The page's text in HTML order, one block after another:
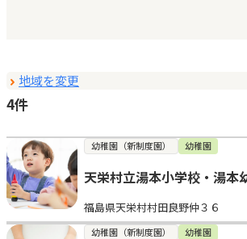
マイページ
お気に入り
見学日記
地域を変更
4件
幼稚園（新制度園） 幼稚園
天栄村立湯本小学校・湯本
福島県天栄村村田良野仲３６
幼稚園（新制度園） 幼稚園